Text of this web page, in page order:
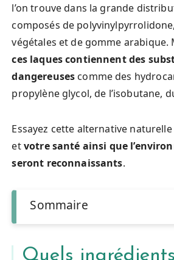
l’on trouve dans la grande
composés de
végétales et de gomme arabique.
ces laques contiennent des
dangereuses comme des
propylène glycol, de l’isobutane,
Essayez cette alternative
etvotre santé ainsi que
seront reconnaissants.
Sommaire
Quels